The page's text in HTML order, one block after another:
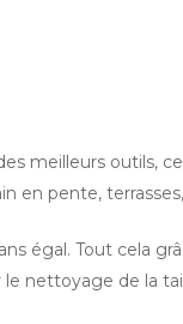
meilleurs outils,
en pente,
égal. Tout cela
nettoyage de la